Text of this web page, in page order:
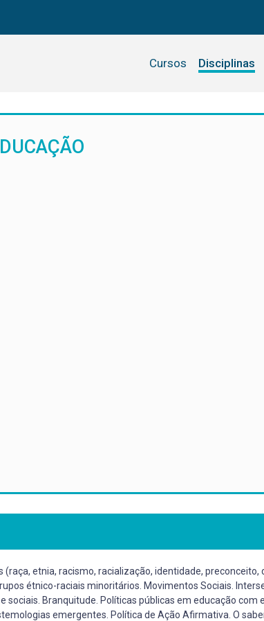
Cursos Disciplinas
etnia, racismo, racialização, identidade,
étnico-raciais minoritários. Movimentos Sociais.
Branquitude. Políticas públicas em educação
emergentes. Política de Ação Afirmativa. O